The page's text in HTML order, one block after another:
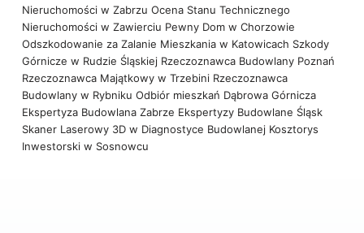
Nieruchomości w Zabrzu Ocena Stanu Technicznego
Nieruchomości w Zawierciu Pewny Dom w Chorzowie
Odszkodowanie za Zalanie Mieszkania w Katowicach Szkody
Górnicze w Rudzie Śląskiej Rzeczoznawca Budowlany Poznań
Rzeczoznawca Majątkowy w Trzebini Rzeczoznawca
Budowlany w Rybniku Odbiór mieszkań Dąbrowa Górnicza
Ekspertyza Budowlana Zabrze Ekspertyzy Budowlane Śląsk
Skaner Laserowy 3D w Diagnostyce Budowlanej Kosztorys
Inwestorski w Sosnowcu